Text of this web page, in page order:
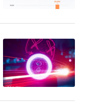
，以成本定价
要做用户的代工
更多。零跑汽
值的产品和服
品质有保证，做
。